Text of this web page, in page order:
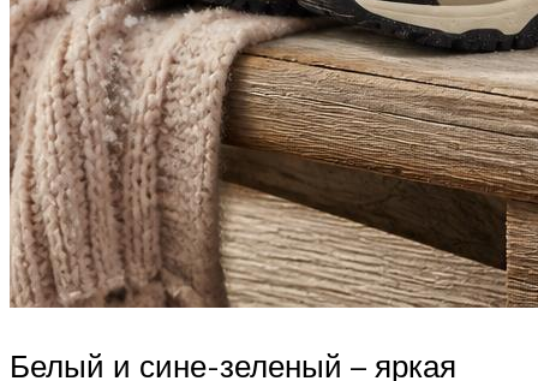
Белый и сине-зеленый – яркая